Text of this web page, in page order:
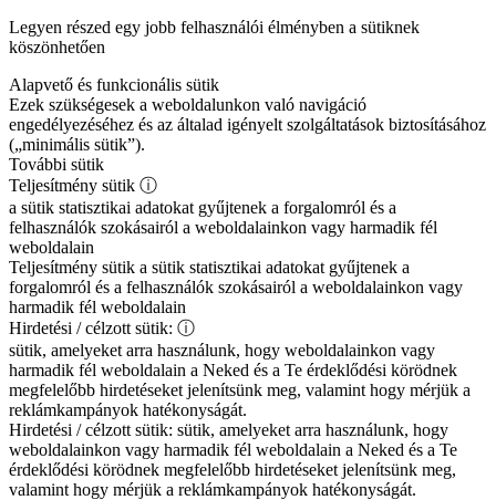
Legyen részed egy jobb felhasználói élményben a sütiknek
köszönhetően
Alapvető és funkcionális sütik
Ezek szükségesek a weboldalunkon való navigáció
engedélyezéséhez és az általad igényelt szolgáltatások biztosításához
(„minimális sütik”).
További sütik
Teljesítmény sütik ⓘ
a sütik statisztikai adatokat gyűjtenek a forgalomról és a
felhasználók szokásairól a weboldalainkon vagy harmadik fél
weboldalain
Teljesítmény sütik a sütik statisztikai adatokat gyűjtenek a
forgalomról és a felhasználók szokásairól a weboldalainkon vagy
harmadik fél weboldalain
Hirdetési / célzott sütik: ⓘ
sütik, amelyeket arra használunk, hogy weboldalainkon vagy
harmadik fél weboldalain a Neked és a Te érdeklődési körödnek
megfelelőbb hirdetéseket jelenítsünk meg, valamint hogy mérjük a
reklámkampányok hatékonyságát.
Hirdetési / célzott sütik: sütik, amelyeket arra használunk, hogy
weboldalainkon vagy harmadik fél weboldalain a Neked és a Te
érdeklődési körödnek megfelelőbb hirdetéseket jelenítsünk meg,
valamint hogy mérjük a reklámkampányok hatékonyságát.